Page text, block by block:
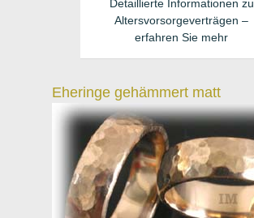
Detaillierte Informationen zu
Altersvorsorgeverträgen –
erfahren Sie mehr
Eheringe gehämmert matt